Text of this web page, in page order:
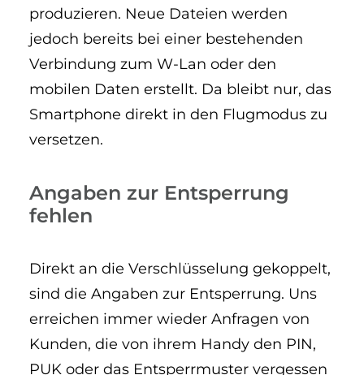
produzieren. Neue Dateien werden
jedoch bereits bei einer bestehenden
Verbindung zum W-Lan oder den
mobilen Daten erstellt. Da bleibt nur, das
Smartphone direkt in den Flugmodus zu
versetzen.
Angaben zur Entsperrung
fehlen
Direkt an die Verschlüsselung gekoppelt,
sind die Angaben zur Entsperrung. Uns
erreichen immer wieder Anfragen von
Kunden, die von ihrem Handy den PIN,
PUK oder das Entsperrmuster vergessen